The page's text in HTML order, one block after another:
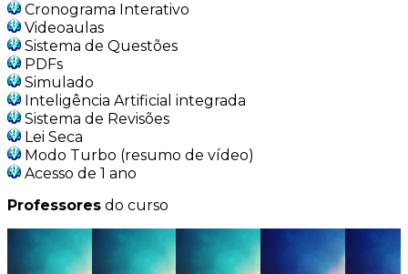
Cronograma Interativo
Videoaulas
Sistema de Questões
PDFs
Simulado
Inteligência Artificial integrada
Sistema de Revisões
Lei Seca
Modo Turbo (resumo de vídeo)
Acesso de 1 ano
Professores do curso